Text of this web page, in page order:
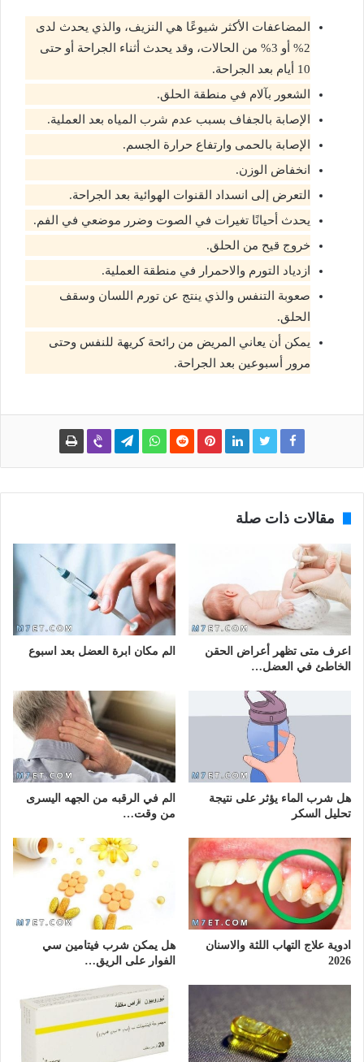
المضاعفات الأكثر شيوعًا هي النزيف، والذي يحدث لدى
2% أو 3% من الحالات، وقد يحدث أثناء الجراحة أو حتى
10 أيام بعد الجراحة.
الشعور بآلام في منطقة الحلق.
الإصابة بالجفاف بسبب عدم شرب المياه بعد العملية.
الإصابة بالحمى وارتفاع حرارة الجسم.
انخفاض الوزن.
التعرض إلى انسداد القنوات الهوائية بعد الجراحة.
يحدث أحيانًا تغيرات في الصوت وضرر موضعي في الفم.
خروج قيح من الحلق.
ازدياد التورم والاحمرار في منطقة العملية.
صعوبة التنفس والذي ينتج عن تورم اللسان وسقف
الحلق.
يمكن أن يعاني المريض من رائحة كريهة للنفس وحتى
مرور أسبوعين بعد الجراحة.
مقالات ذات صلة
اعرف متى تظهر أعراض الحقن
الخاطئ في العضل…
الم مكان ابرة العضل بعد اسبوع
هل شرب الماء يؤثر على نتيجة
تحليل السكر
الم في الرقبه من الجهه اليسرى
من وقت…
ادوية علاج التهاب اللثة والاسنان
2026
هل يمكن شرب فيتامين سي
الفوار على الريق…